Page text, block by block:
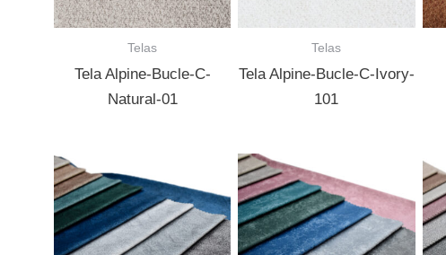
Telas
Tela Alpine-Bucle-C-
Natural-01
Telas
Tela Alpine-Bucle-C-Ivory-
101